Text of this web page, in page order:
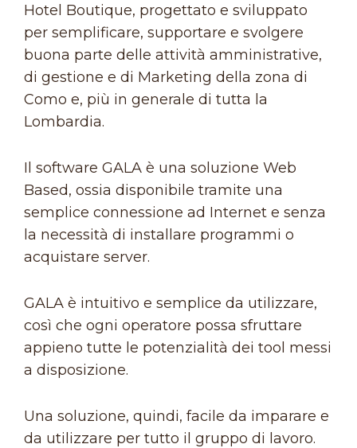
Hotel Boutique, progettato e sviluppato
per semplificare, supportare e svolgere
buona parte delle attività amministrative,
di gestione e di Marketing della zona di
Como e, più in generale di tutta la
Lombardia.
Il software GALA è una soluzione Web
Based, ossia disponibile tramite una
semplice connessione ad Internet e senza
la necessità di installare programmi o
acquistare server.
GALA è intuitivo e semplice da utilizzare,
così che ogni operatore possa sfruttare
appieno tutte le potenzialità dei tool messi
a disposizione.
Una soluzione, quindi, facile da imparare e
da utilizzare per tutto il gruppo di lavoro.